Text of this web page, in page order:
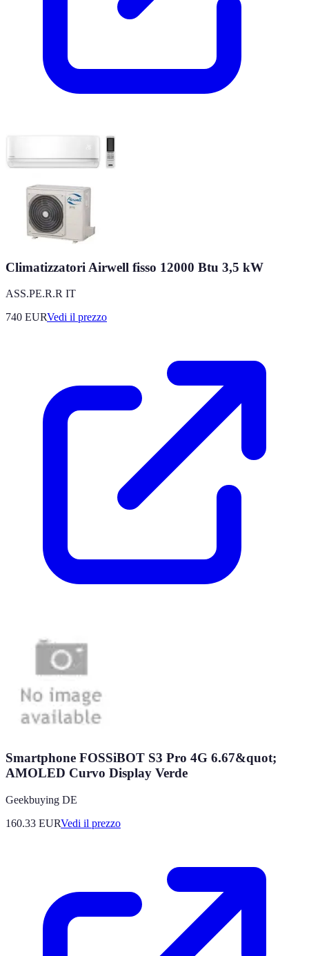
Climatizzatori Airwell fisso 12000 Btu 3,5 kW
ASS.PE.R.R IT
740 EURVedi il prezzo
Smartphone FOSSiBOT S3 Pro 4G 6.67&quot;
AMOLED Curvo Display Verde
Geekbuying DE
160.33 EURVedi il prezzo